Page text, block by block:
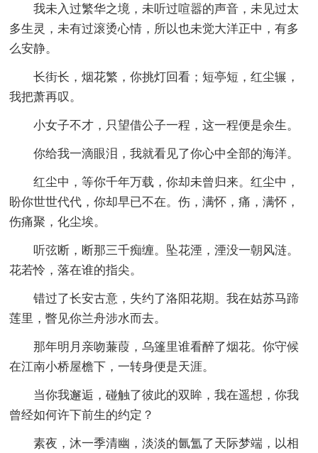
我未入过繁华之境，未听过喧嚣的声音，未见过太
多生灵，未有过滚烫心情，所以也未觉大洋正中，有多
么安静。
长街长，烟花繁，你挑灯回看；短亭短，红尘辗，
我把萧再叹。
小女子不才，只望借公子一程，这一程便是余生。
你给我一滴眼泪，我就看见了你心中全部的海洋。
红尘中，等你千年万载，你却未曾归来。红尘中，
盼你世世代代，你却早已不在。伤，满怀，痛，满怀，
伤痛聚，化尘埃。
听弦断，断那三千痴缠。坠花湮，湮没一朝风涟。
花若怜，落在谁的指尖。
错过了长安古意，失约了洛阳花期。我在姑苏马蹄
莲里，瞥见你兰舟涉水而去。
那年明月亲吻蒹葭，乌篷里谁看醉了烟花。你守候
在江南小桥屋檐下，一转身便是天涯。
当你我邂逅，碰触了彼此的双眸，我在遥想，你我
曾经如何许下前生的约定？
素夜，沐一季清幽，淡淡的氤氲了天际梦端，以相